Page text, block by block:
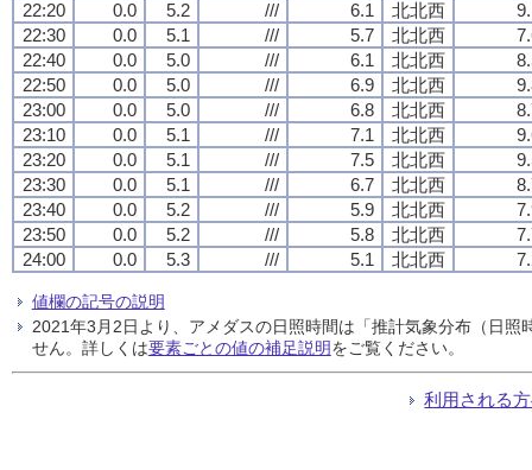
22:20
0.0 5.2 /// 6.1 北北西
22:30
0.0 5.1 /// 5.7 北北西
22:40
0.0 5.0 /// 6.1 北北西
22:50
0.0 5.0 /// 6.9 北北西
23:00
0.0 5.0 /// 6.8 北北西
23:10
0.0 5.1 /// 7.1 北北西
23:20
0.0 5.1 /// 7.5 北北西
23:30
0.0 5.1 /// 6.7 北北西
23:40
0.0 5.2 /// 5.9 北北西
23:50
0.0 5.2 /// 5.8 北北西
24:00
0.0 5.3 /// 5.1 北北西
値欄の記号の説明
2021年3月2日より、アメダスの日照時間は「推計気象分布（日
せん。詳しくは要素ごとの値の補足説明をご覧ください。
利用される